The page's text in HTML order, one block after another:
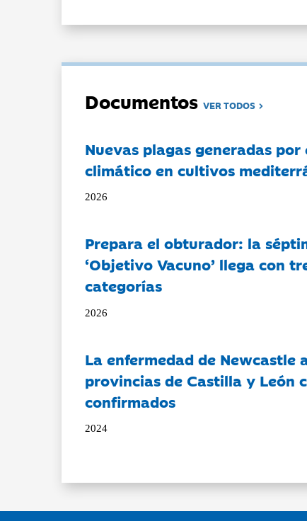
DocumentosVER TODOS
Nuevas plagas generadas por
climático en cultivos
2026
Prepara el obturador: la
‘Objetivo Vacuno’ llega con
categorías
2026
La enfermedad de Newcastle
provincias de Castilla y León
confirmados
2024